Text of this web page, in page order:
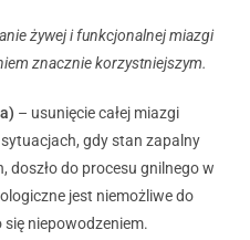
żywej i funkcjonalnej miazgi
znacznie korzystniejszym.
– usunięcie całej miazgi
gdy stan zapalny
doszło do procesu gnilnego w
jest niemożliwe do
niepowodzeniem.